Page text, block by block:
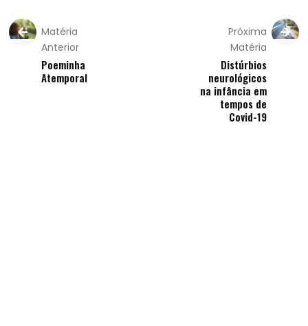
Matéria
Anterior
Poeminha
Atemporal
Próxima
Matéria
Distúrbios
neurológicos
na infância em
tempos de
Covid-19